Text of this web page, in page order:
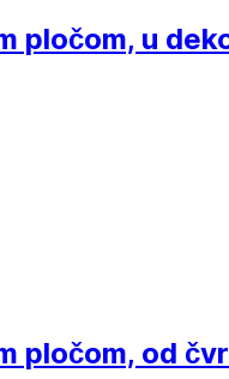
pločom, u
pločom, od